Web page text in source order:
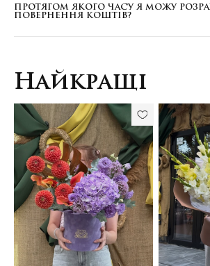
ПРОТЯГОМ ЯКОГО ЧАСУ Я МОЖУ
ПОВЕРНЕННЯ КОШТІВ?
Найкращі